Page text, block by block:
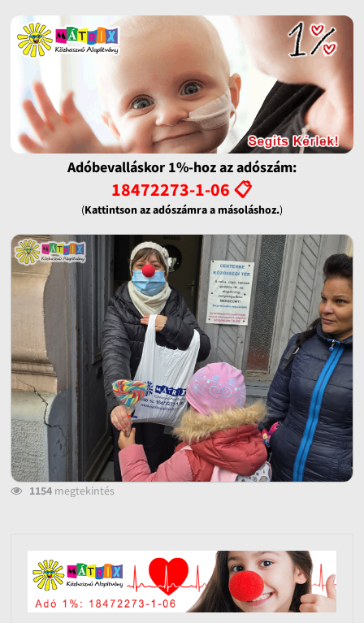
Adóbevalláskor 1%-hoz az adószám:
18472273-1-06 📋
(Kattintson az adószámra a másoláshoz.)
1154megtekintés